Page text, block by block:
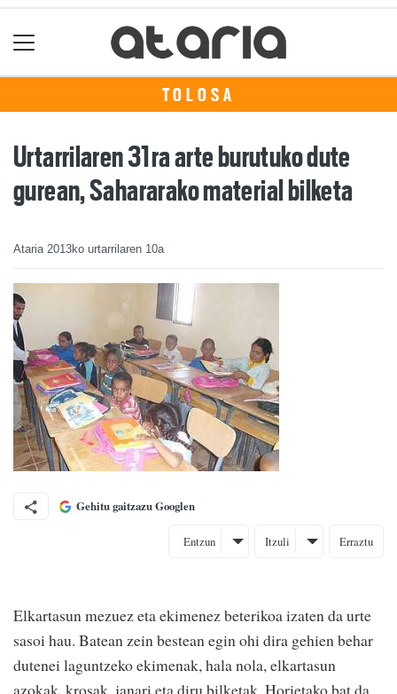
TOLOSA
Urtarrilaren 31ra arte burutuko dute
gurean, Sahararako material bilketa
Ataria 2013ko urtarrilaren 10a
Gehitu gaitzazu Googlen
Entzun Itzuli Erraztu
Elkartasun mezuez eta ekimenez beterikoa izaten da urte
sasoi hau. Batean zein bestean egin ohi dira gehien behar
dutenei laguntzeko ekimenak, hala nola, elkartasun
azokak, krosak, janari eta diru bilketak. Horietako bat da